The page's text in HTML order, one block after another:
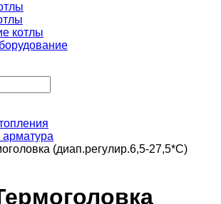
котлы
арматура
(диап.регулир.6,5-27,5*С)